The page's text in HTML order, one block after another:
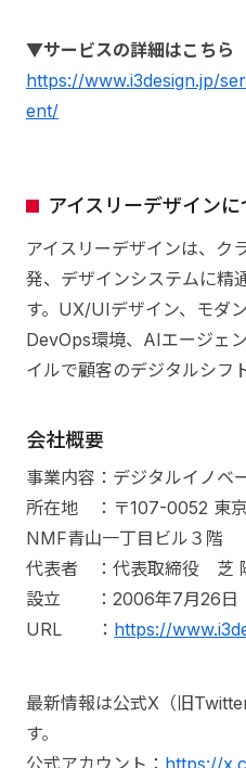
▼サービスの詳細はこちら
https://www.i3design.jp/
ent/
アイスリーデザインに
アイスリーデザインは、ク
発、デザインシステムに
す。UX/UIデザイン、モダ
DevOps環境、AIエージェ
イルで顧客のデジタルシフ
会社概要
事業内容：デジタルイノベ
所在地 ：〒107-0052 東
NMF青山一丁目ビル３階
代表者 ：代表取締役 芝
設立 ：2006年7月26日
URL ： https://
最新情報は公式X（旧
す。
公式アカウント： https://